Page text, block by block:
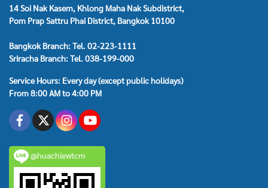
14 Soi Nak Kasem, Khlong Maha Nak Subdistrict,
Pom Prap Sattru Phai District, Bangkok 10100
Bangkok Branch: Tel. 02-223-1111
Sriracha Branch: Tel. 038-199-000
Service Hours: Every day (except public holidays)
From 8:00 AM to 4:00 PM
@huachiewtcm